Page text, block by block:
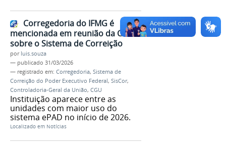
Corregedoria do IFMG é
mencionada em reunião da CGU
sobre o Sistema de Correição
por luis.souza
— publicado 31/03/2026
— registrado em: Corregedoria, Sistema de
Correição do Poder Executivo Federal, SisCor,
Controladoria-Geral da União, CGU
Instituição aparece entre as
unidades com maior uso do
sistema ePAD no início de 2026.
Localizado em Notícias